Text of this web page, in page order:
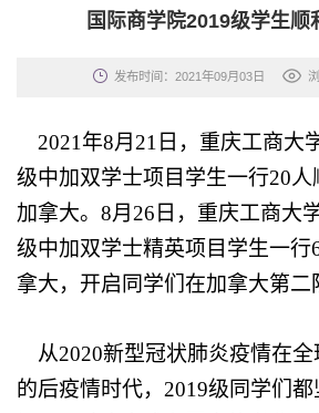
国际商学院2019级学生顺
发布时间：2021年09月03日
2021 年8月21日，重庆工商大
级中加双学士项目学生一行20
加拿大。8月 26 日， 重庆工商大
级中加双学士精英项目学生一行
拿大， 开启同学们在加拿大第二
从2020新型冠状肺炎疫情在全
的后疫情时代， 2019级同学们